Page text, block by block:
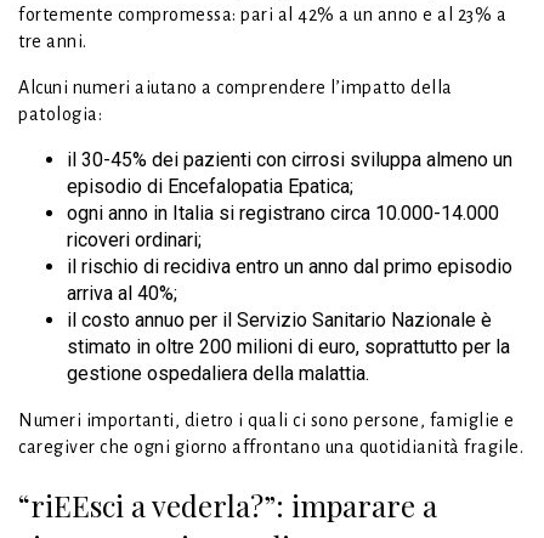
fortemente compromessa: pari al 42% a un anno e al 23% a
tre anni.
Alcuni numeri aiutano a comprendere l’impatto della
patologia:
il 30-45% dei pazienti con cirrosi sviluppa almeno un
episodio di Encefalopatia Epatica;
ogni anno in Italia si registrano circa 10.000-14.000
ricoveri ordinari;
il rischio di recidiva entro un anno dal primo episodio
arriva al 40%;
il costo annuo per il Servizio Sanitario Nazionale è
stimato in oltre 200 milioni di euro, soprattutto per la
gestione ospedaliera della malattia.
Numeri importanti, dietro i quali ci sono persone, famiglie e
caregiver che ogni giorno affrontano una quotidianità fragile.
“riEEsci a vederla?”: imparare a